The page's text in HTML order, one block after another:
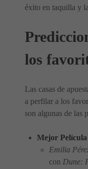
éxito en taquilla y
los
Las casas de
a perfilar a los
son algunas de las
Mejor Película
Emilia
con Dune: